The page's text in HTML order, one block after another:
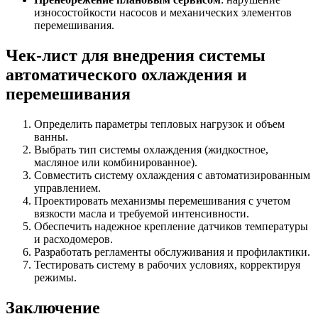
износостойкости насосов и механических элементов
перемешивания.
Чек-лист для внедрения системы
автоматического охлаждения и
перемешивания
Определить параметры тепловых нагрузок и объем
ванны.
Выбрать тип системы охлаждения (жидкостное,
масляное или комбинированное).
Совместить систему охлаждения с автоматизированным
управлением.
Проектировать механизмы перемешивания с учетом
вязкости масла и требуемой интенсивности.
Обеспечить надежное крепление датчиков температуры
и расходомеров.
Разработать регламенты обслуживания и профилактики.
Тестировать систему в рабочих условиях, корректируя
режимы.
Заключение